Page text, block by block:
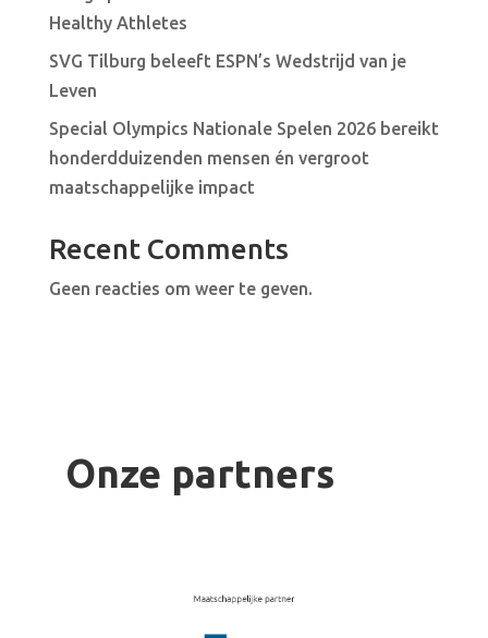
Healthy Athletes
SVG Tilburg beleeft ESPN’s Wedstrijd van je
Leven
Special Olympics Nationale Spelen 2026 bereikt
honderdduizenden mensen én vergroot
maatschappelijke impact
Recent Comments
Geen reacties om weer te geven.
Onze partners